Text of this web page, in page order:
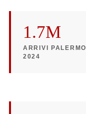
1.7M
ARRIVI PALERMO
2024